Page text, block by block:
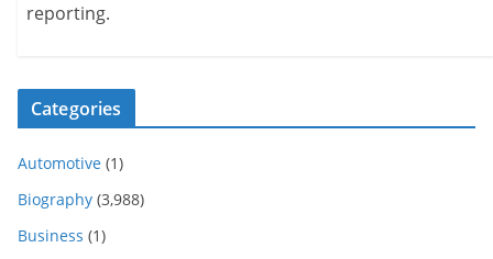
reporting.
Categories
Automotive (1)
Biography (3,988)
Business (1)